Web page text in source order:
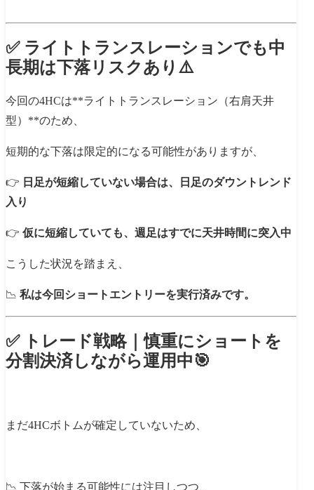
✅ ライトトランスレーションでも中
長期は下落リスクあり⚠️
今回の4HCは**ライトトランスレーション（右肩天井
型）**のため、
短期的な下落は限定的になる可能性がありますが、
👉 日足が短縮していない場合は、日足のダウントレンド
入り
👉 仮に短縮していても、週足はすでに天井時間に突入中
こうした状況を踏まえ、
📉 私は今回ショートエントリーを実行済みです。
✅ トレード戦略｜慎重にショートを
分割決済しながら運用中🎯
まだ4HCボトムが確定していないため、
📉 下落が始まる可能性には注目しつつ、